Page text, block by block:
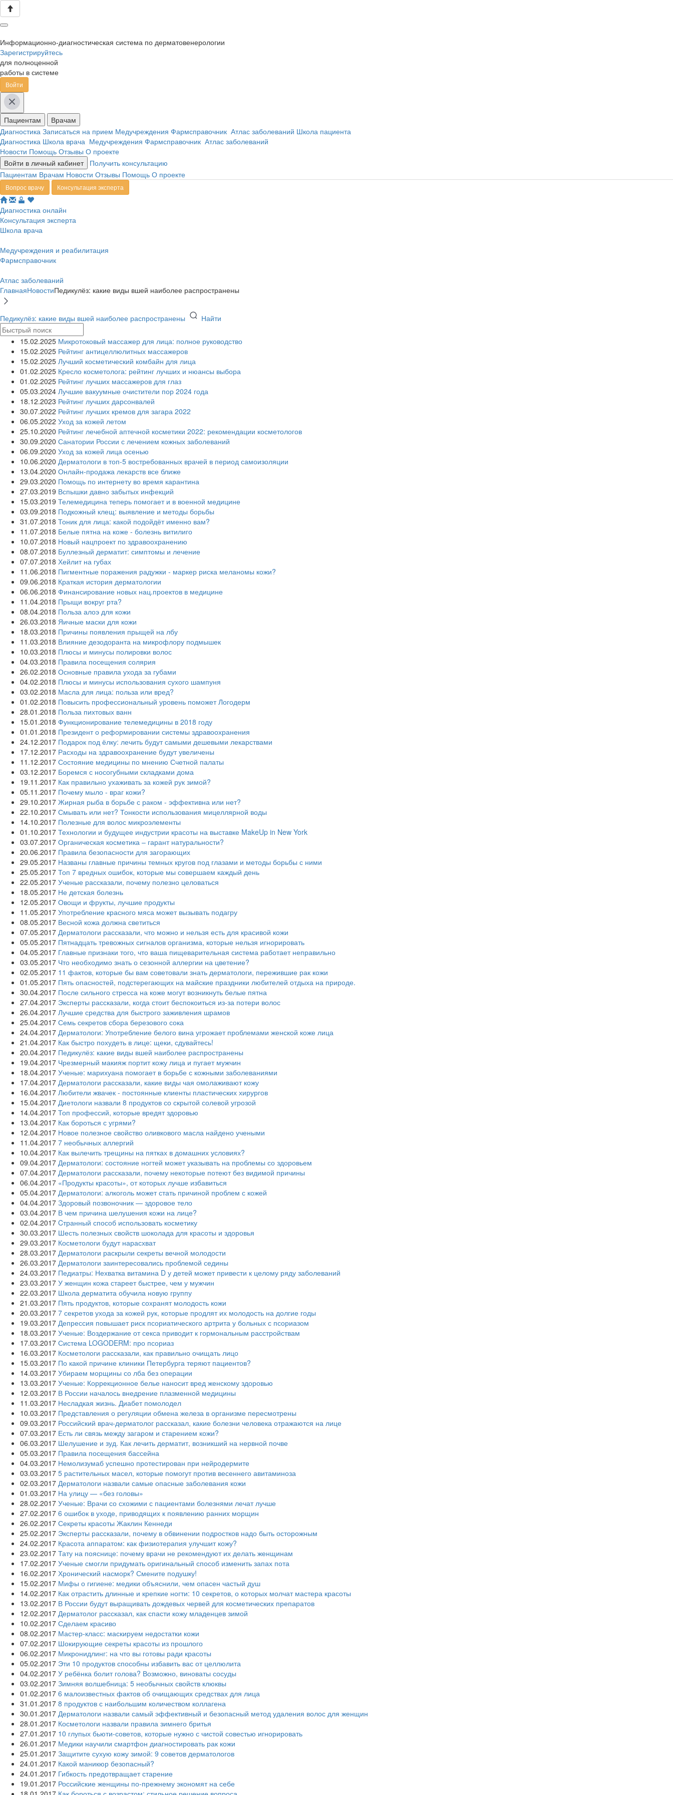
Информационно-диагностическая система по дерматовенерологии
Зарегистрируйтесь
для полноценной
работы в системе
Войти
Пациентам
Врачам
Диагностика Записаться на прием Медучреждения Фармсправочник Атлас заболеваний Школа пациента
Диагностика Школа врача Медучреждения Фармсправочник Атлас заболеваний
Новости Помощь Отзывы О проекте
Войти в личный кабинет
Получить консультацию
Пациентам Врачам Новости Отзывы Помощь О проекте
Вопрос врачу Консультация эксперта
Диагностика онлайн
Консультация эксперта
Школа врача
Медучреждения и реабилитация
Фармсправочник
Атлас заболеваний
ГлавнаяНовостиПедикулёз: какие виды вшей наиболее распространены
Педикулёз: какие виды вшей наиболее распространены Найти
15.02.2025 Микротоковый массажер для лица: полное руководство
15.02.2025 Рейтинг антицеллюлитных массажеров
15.02.2025 Лучший косметический комбайн для лица
01.02.2025 Кресло косметолога: рейтинг лучших и нюансы выбора
01.02.2025 Рейтинг лучших массажеров для глаз
05.03.2024 Лучшие вакуумные очистители пор 2024 года
18.12.2023 Рейтинг лучших дарсонвалей
30.07.2022 Рейтинг лучших кремов для загара 2022
06.05.2022 Уход за кожей летом
25.10.2020 Рейтинг лечебной аптечной косметики 2022: рекомендации косметологов
30.09.2020 Санатории России с лечением кожных заболеваний
06.09.2020 Уход за кожей лица осенью
10.06.2020 Дерматологи в топ-5 востребованных врачей в период самоизоляции
13.04.2020 Онлайн-продажа лекарств все ближе
29.03.2020 Помощь по интернету во время карантина
27.03.2019 Вспышки давно забытых инфекций
15.03.2019 Телемедицина теперь помогает и в военной медицине
03.09.2018 Подкожный клещ: выявление и методы борьбы
31.07.2018 Тоник для лица: какой подойдёт именно вам?
11.07.2018 Белые пятна на коже - болезнь витилиго
10.07.2018 Новый нацпроект по здравоохранению
08.07.2018 Буллезный дерматит: симптомы и лечение
07.07.2018 Хейлит на губах
11.06.2018 Пигментные поражения радужки - маркер риска меланомы кожи?
09.06.2018 Краткая история дерматологии
06.06.2018 Финансирование новых нац.проектов в медицине
11.04.2018 Прыщи вокруг рта?
08.04.2018 Польза алоэ для кожи
26.03.2018 Яичные маски для кожи
18.03.2018 Причины появления прыщей на лбу
11.03.2018 Влияние дезодоранта на микрофлору подмышек
10.03.2018 Плюсы и минусы полировки волос
04.03.2018 Правила посещения солярия
26.02.2018 Основные правила ухода за губами
04.02.2018 Плюсы и минусы использования сухого шампуня
03.02.2018 Масла для лица: польза или вред?
01.02.2018 Повысить профессиональный уровень поможет Логодерм
28.01.2018 Польза пихтовых ванн
15.01.2018 Функционирование телемедицины в 2018 году
01.01.2018 Президент о реформировании системы здравоохранения
24.12.2017 Подарок под ёлку: лечить будут самыми дешевыми лекарствами
17.12.2017 Расходы на здравоохранение будут увеличены
11.12.2017 Состояние медицины по мнению Счетной палаты
03.12.2017 Боремся с носогубными складками дома
19.11.2017 Как правильно ухаживать за кожей рук зимой?
05.11.2017 Почему мыло - враг кожи?
29.10.2017 Жирная рыба в борьбе с раком - эффективна или нет?
22.10.2017 Смывать или нет? Тонкости использования мицеллярной воды
14.10.2017 Полезные для волос микроэлементы
01.10.2017 Технологии и будущее индустрии красоты на выставке MakeUp in New York
03.07.2017 Органическая косметика – гарант натуральности?
20.06.2017 Правила безопасности для загорающих
29.05.2017 Названы главные причины темных кругов под глазами и методы борьбы с ними
25.05.2017 Топ 7 вредных ошибок, которые мы совершаем каждый день
22.05.2017 Ученые рассказали, почему полезно целоваться
18.05.2017 Не детская болезнь
12.05.2017 Овощи и фрукты, лучшие продукты
11.05.2017 Употребление красного мяса может вызывать подагру
08.05.2017 Весной кожа должна светиться
07.05.2017 Дерматологи рассказали, что можно и нельзя есть для красивой кожи
05.05.2017 Пятнадцать тревожных сигналов организма, которые нельзя игнорировать
04.05.2017 Главные признаки того, что ваша пищеварительная система работает неправильно
03.05.2017 Что необходимо знать о сезонной аллергии на цветение?
02.05.2017 11 фактов, которые бы вам советовали знать дерматологи, пережившие рак кожи
01.05.2017 Пять опасностей, подстерегающих на майские праздники любителей отдыха на природе.
30.04.2017 После сильного стресса на коже могут возникнуть белые пятна
27.04.2017 Эксперты рассказали, когда стоит беспокоиться из-за потери волос
26.04.2017 Лучшие средства для быстрого заживления шрамов
25.04.2017 Семь секретов сбора березового сока
24.04.2017 Дерматологи: Употребление белого вина угрожает проблемами женской коже лица
21.04.2017 Как быстро похудеть в лице: щеки, сдувайтесь!
20.04.2017 Педикулёз: какие виды вшей наиболее распространены
19.04.2017 Чрезмерный макияж портит кожу лица и пугает мужчин
18.04.2017 Ученые: марихуана помогает в борьбе с кожными заболеваниями
17.04.2017 Дерматологи рассказали, какие виды чая омолаживают кожу
16.04.2017 Любители жвачек - постоянные клиенты пластических хирургов
15.04.2017 Диетологи назвали 8 продуктов со скрытой солевой угрозой
14.04.2017 Топ профессий, которые вредят здоровью
13.04.2017 Как бороться с угрями?
12.04.2017 Новое полезное свойство оливкового масла‍ найдено учеными
11.04.2017 7 необычных аллергий
10.04.2017 Как вылечить трещины на пятках в домашних условиях?
09.04.2017 Дерматологи: состояние ногтей может указывать на проблемы со здоровьем
07.04.2017 Дерматологи рассказали, почему некоторые потеют без видимой причины
06.04.2017 «Продукты красоты», от которых лучше избавиться
05.04.2017 Дерматологи: алкоголь может стать причиной проблем с кожей
04.04.2017 Здоровый позвоночник — здоровое тело
03.04.2017 В чем причина шелушения кожи на лице?
02.04.2017 Cтранный способ использовать косметику
30.03.2017 Шесть полезных свойств шоколада для красоты и здоровья
29.03.2017 Косметологи будут нарасхват
28.03.2017 Дерматологи раскрыли секреты вечной молодости
26.03.2017 Дерматологи заинтересовались проблемой седины
24.03.2017 Педиатры: Нехватка витамина D у детей может привести к целому ряду заболеваний
23.03.2017 У женщин кожа стареет быстрее, чем у мужчин
22.03.2017 Школа дерматита обучила новую группу
21.03.2017 Пять продуктов, которые сохранят молодость кожи
20.03.2017 7 секретов ухода за кожей рук, которые продлят их молодость на долгие годы
19.03.2017 Депрессия повышает риск псориатического артрита у больных с псориазом
18.03.2017 Ученые: Воздержание от секса приводит к гормональным расстройствам
17.03.2017 Система LOGODERM: про псориаз
16.03.2017 Косметологи рассказали, как правильно очищать лицо
15.03.2017 По какой причине клиники Петербурга теряют пациентов?
14.03.2017 Убираем морщины со лба без операции
13.03.2017 Ученые: Коррекционное белье наносит вред женскому здоровью
12.03.2017 В России началось внедрение плазменной медицины
11.03.2017 Несладкая жизнь. Диабет помолодел
10.03.2017 Представления о регуляции обмена железа в организме пересмотрены
09.03.2017 Российский врач-дерматолог рассказал, какие болезни человека отражаются на лице
07.03.2017 Есть ли связь между загаром и старением кожи?
06.03.2017 Шелушение и зуд. Как лечить дерматит, возникший на нервной почве
05.03.2017 Правила посещения бассейна
04.03.2017 Немолизумаб успешно протестирован при нейродермите
03.03.2017 5 растительных масел, которые помогут против весеннего авитаминоза
02.03.2017 Дерматологи назвали самые опасные заболевания кожи
01.03.2017 На улицу — «без головы»
28.02.2017 Ученые: Врачи со схожими с пациентами болезнями лечат лучше
27.02.2017 6 ошибок в уходе, приводящих к появлению ранних морщин
26.02.2017 Секреты красоты Жаклин Кеннеди
25.02.2017 Эксперты рассказали, почему в обвинении подростков надо быть осторожным
24.02.2017 Красота аппаратом: как физиотерапия улучшит кожу?
23.02.2017 Тату на пояснице: почему врачи не рекомендуют их делать женщинам
17.02.2017 Ученые смогли придумать оригинальный способ изменить запах пота
16.02.2017 Хронический насморк? Смените подушку!
15.02.2017 Мифы о гигиене: медики объяснили, чем опасен частый душ
14.02.2017 Как отрастить длинные и крепкие ногти: 10 секретов, о которых молчат мастера красоты
13.02.2017 В России будут выращивать дождевых червей для косметических препаратов
12.02.2017 Дерматолог рассказал, как спасти кожу младенцев зимой
10.02.2017 Сделаем красиво
08.02.2017 Мастер-класс: маскируем недостатки кожи
07.02.2017 Шокирующие секреты красоты из прошлого
06.02.2017 Микронидлинг: на что вы готовы ради красоты
05.02.2017 Эти 10 продуктов способны избавить вас от целлюлита
04.02.2017 У ребёнка болит голова? Возможно, виноваты сосуды
03.02.2017 Зимняя волшебница: 5 необычных свойств клюквы
01.02.2017 6 малоизвестных фактов об очищающих средствах для лица
31.01.2017 8 продуктов с наибольшим количеством коллагена
30.01.2017 Дерматологи назвали самый эффективный и безопасный метод удаления волос для женщин
28.01.2017 Косметологи назвали правила зимнего бритья
27.01.2017 10 глупых бьюти-советов, которые нужно с чистой совестью игнорировать
26.01.2017 Медики научили смартфон диагностировать рак кожи
25.01.2017 Защитите сухую кожу зимой: 9 советов дерматологов
24.01.2017 Какой маникюр безопасный?
24.01.2017 Гибкость предотвращает старение
19.01.2017 Российские женщины по-прежнему экономят на себе